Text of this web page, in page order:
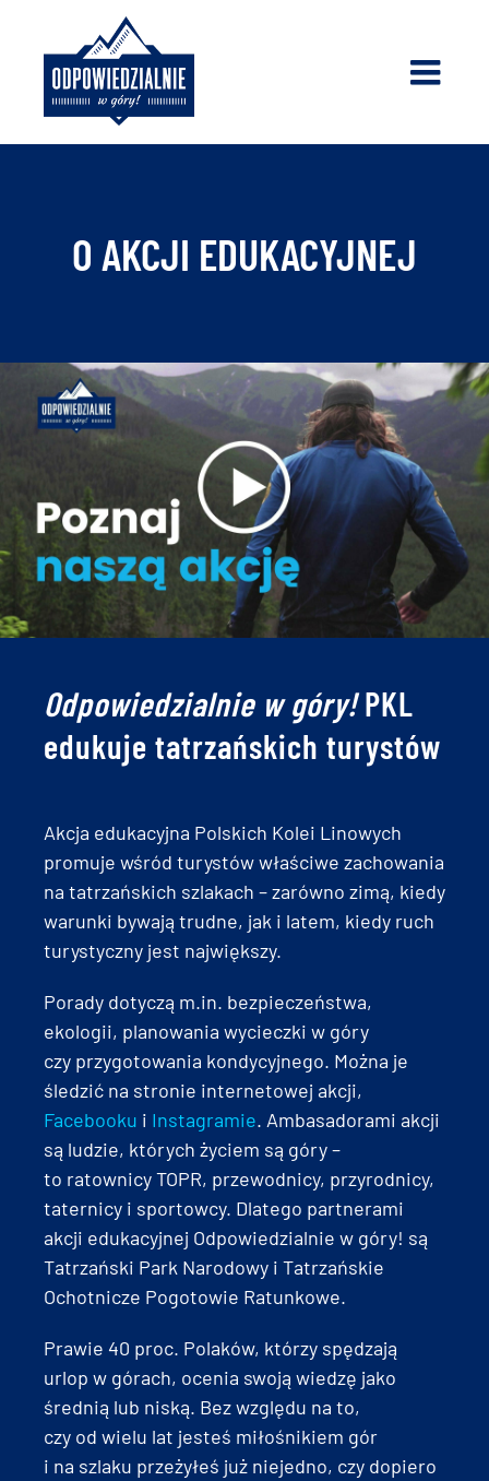
content
O AKCJI EDUKACYJNEJ
Odpowiedzialnie w góry!PKL
edukuje tatrzańskich turystów
Akcja edukacyjna Polskich Kolei Linowych
promuje wśród turystów właściwe zachowania
na tatrzańskich szlakach – zarówno zimą, kiedy
warunki bywają trudne, jak i latem, kiedy ruch
turystyczny jest największy.
Porady dotyczą m.in. bezpieczeństwa,
ekologii, planowania wycieczki w góry
czy przygotowania kondycyjnego. Można je
śledzić na stronie internetowej akcji,
Facebooku i Instagramie. Ambasadorami akcji
są ludzie, których życiem są góry –
to ratownicy TOPR, przewodnicy, przyrodnicy,
taternicy i sportowcy. Dlatego partnerami
akcji edukacyjnej Odpowiedzialnie w góry! są
Tatrzański Park Narodowy i Tatrzańskie
Ochotnicze Pogotowie Ratunkowe.
Prawie 40 proc. Polaków, którzy spędzają
urlop w górach, ocenia swoją wiedzę jako
średnią lub niską. Bez względu na to,
czy od wielu lat jesteś miłośnikiem gór
i na szlaku przeżyłeś już niejedno, czy dopiero